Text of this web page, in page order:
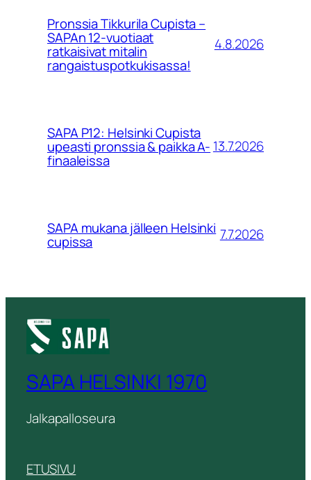
Pronssia Tikkurila Cupista –
SAPAn 12-vuotiaat
ratkaisivat mitalin
rangaistuspotkukisassa!
4.8.2026
SAPA P12: Helsinki Cupista
upeasti pronssia & paikka A-
finaaleissa
13.7.2026
SAPA mukana jälleen Helsinki
cupissa 7.7.2026
SAPA HELSINKI 1970
Jalkapalloseura
ETUSIVU